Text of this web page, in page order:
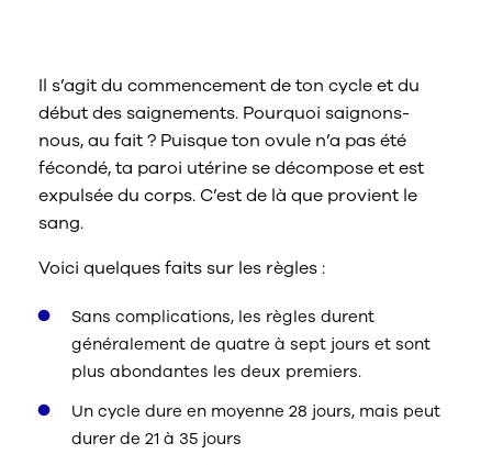
Il s’agit du commencement de ton cycle et du
début des saignements. Pourquoi saignons-
nous, au fait ? Puisque ton ovule n’a pas été
fécondé, ta paroi utérine se décompose et est
expulsée du corps. C’est de là que provient le
sang.
Voici quelques faits sur les règles :
Sans complications, les règles durent
généralement de quatre à sept jours et sont
plus abondantes les deux premiers.
Un cycle dure en moyenne 28 jours, mais peut
durer de 21 à 35 jours